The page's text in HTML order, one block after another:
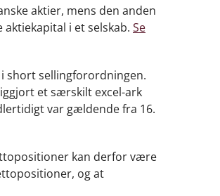
aktier, mens den anden
i et selskab. Se
short sellingforordningen.
et særskilt excel-ark
var gældende fra 16.
kan derfor være
og at